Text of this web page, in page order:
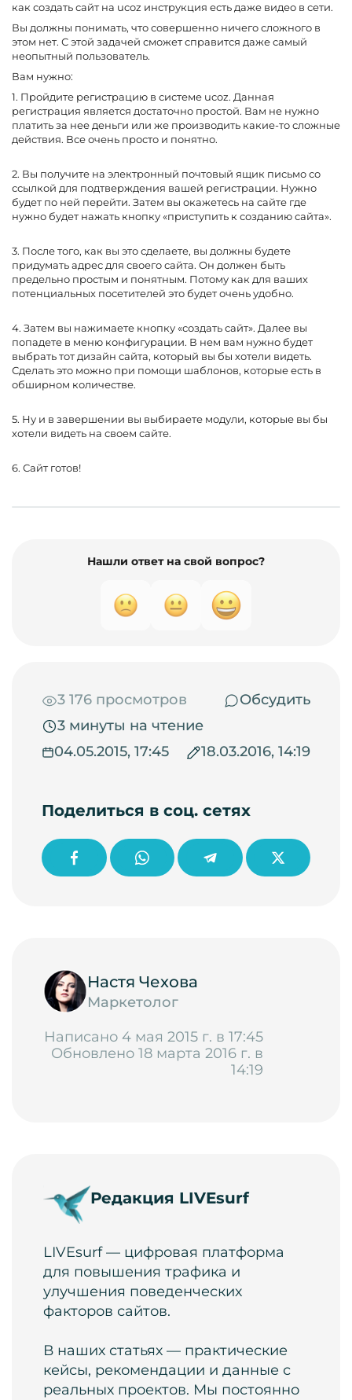
как создать сайт на ucoz инструкция есть даже видео в сети.
Вы должны понимать, что совершенно ничего сложного в
этом нет. С этой задачей сможет справится даже самый
неопытный пользователь.
Вам нужно:
1. Пройдите регистрацию в системе ucoz. Данная
регистрация является достаточно простой. Вам не нужно
платить за нее деньги или же производить какие-то сложные
действия. Все очень просто и понятно.
2. Вы получите на электронный почтовый ящик письмо со
ссылкой для подтверждения вашей регистрации. Нужно
будет по ней перейти. Затем вы окажетесь на сайте где
нужно будет нажать кнопку «приступить к созданию сайта».
3. После того, как вы это сделаете, вы должны будете
придумать адрес для своего сайта. Он должен быть
предельно простым и понятным. Потому как для ваших
потенциальных посетителей это будет очень удобно.
4. Затем вы нажимаете кнопку «создать сайт». Далее вы
попадете в меню конфигурации. В нем вам нужно будет
выбрать тот дизайн сайта, который вы бы хотели видеть.
Сделать это можно при помощи шаблонов, которые есть в
обширном количестве.
5. Ну и в завершении вы выбираете модули, которые вы бы
хотели видеть на своем сайте.
6. Сайт готов!
Нашли ответ на свой вопрос?
3 176 просмотров
Обсудить
3 минуты на чтение
04.05.2015, 17:45
18.03.2016, 14:19
Поделиться в соц. сетях
Настя Чехова
Маркетолог
Написано 4 мая 2015 г. в 17:45
Обновлено 18 марта 2016 г. в
14:19
Редакция LIVEsurf
LIVEsurf — цифровая платформа
для повышения трафика и
улучшения поведенческих
факторов сайтов.
В наших статьях — практические
кейсы, рекомендации и данные с
реальных проектов. Мы постоянно